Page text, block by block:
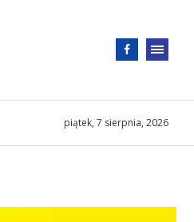
piątek, 7 sierpnia, 2026